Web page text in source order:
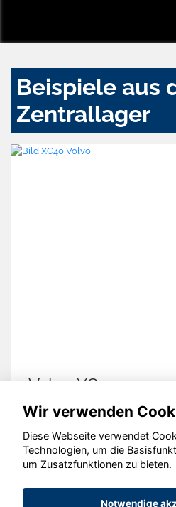
Beispiele aus
Zentrallager
Volvo XC40
© konjunkturmotor.de
Wir verwenden
Diese Webseite verwendet
Technologien, um die
um Zusatzfunktionen zu bieten.
Notwendige